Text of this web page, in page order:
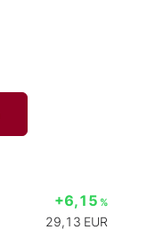
+6,15 %
29,13 EUR